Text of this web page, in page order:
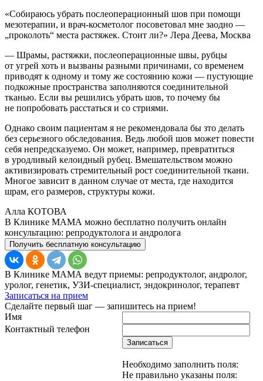
«Собираюсь убрать послеоперационный шов при помощи
мезотерапии, и врач-косметолог посоветовал мне заодно —
„проколоть“ места растяжек. Стоит ли?» Лера Деева, Москва
— Шрамы, растяжки, послеоперационные швы, рубцы
от угрей хоть и вызваны разными причинами, со временем
приводят к одному и тому же состоянию кожи — пустующие
подкожные пространства заполняются соединительной
тканью. Если вы решились убрать шов, то почему бы
не попробовать расстаться и со стриями.
Однако своим пациентам я не рекомендовала бы зто делать
без серьезного обследования. Ведь любой шов может повести
себя непредсказуемо. Он может, например, превратиться
в уродливый келоидный рубец. Вмешательством можно
активизировать стремительный рост соединительной ткани.
Многое зависит в данном случае от места, где находится
шрам, его размеров, структуры кожи.
Алла КОТОВА
В Клинике МАМА можно бесплатно получить онлайн
консультацию: репродуктолога и андролога
Получить бесплатную консультацию
В Клинике МАМА ведут приемы: репродуктолог, андролог,
уролог, генетик, УЗИ-специалист, эндокринолог, терапевт
Записаться на прием
Сделайте первый шаг — запишитесь на прием!
Имя
Контактный телефон
Записаться
Необходимо заполнить поля:
Не правильно указаны поля: